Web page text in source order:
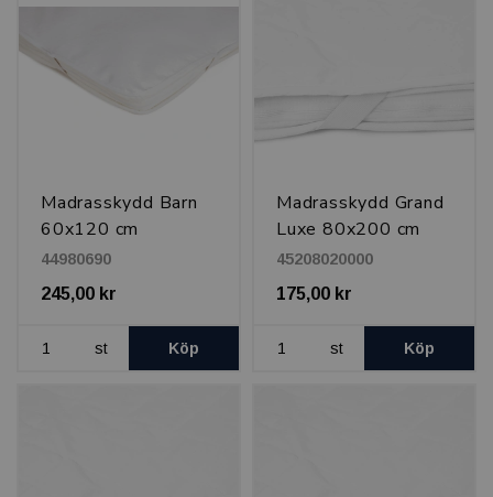
Madrasskydd Barn
60x120 cm
44980690
245,00 kr
st Köp
Madrasskydd Grand
Luxe 80x200 cm
45208020000
175,00 kr
st Köp